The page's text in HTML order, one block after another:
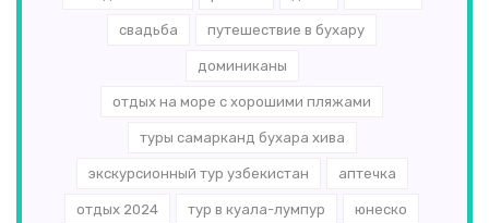
свадьба путешествие в бухару
доминиканы
отдых на море с хорошими пляжами
туры самарканд бухара хива
экскурсионный тур узбекистан аптечка
отдых 2024 тур в куала-лумпур юнеско